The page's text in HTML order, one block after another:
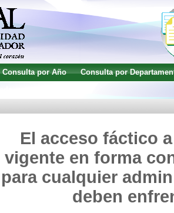
Consulta por Año
Consulta por
El acceso fáctico
vigente en forma
para cualquier
deben